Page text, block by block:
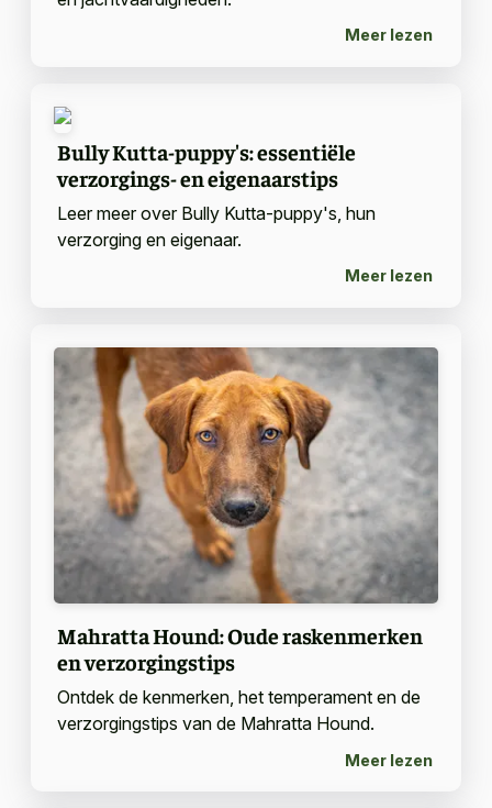
Meer lezen
Bully Kutta-puppy's: essentiële
verzorgings- en eigenaarstips
Leer meer over Bully Kutta-puppy's, hun
verzorging en eigenaar.
Meer lezen
Mahratta Hound: Oude raskenmerken
en verzorgingstips
Ontdek de kenmerken, het temperament en de
verzorgingstips van de Mahratta Hound.
Meer lezen